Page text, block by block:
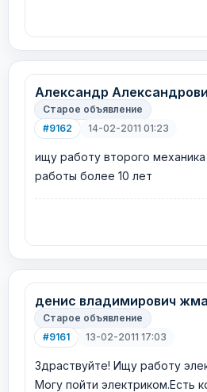
Александр
Старое объявление
#9162
14-02-2011 01:23
ищу работу второго
работы более 10 лет
денис владимирович
Старое объявление
#9161
13-02-2011 17:03
Здраствуйте! Ищу работу
Могу пойти электриком.Есть